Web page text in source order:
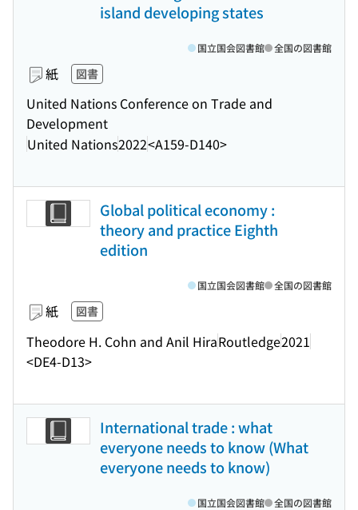
island developing states
紙 図書
United Nations Conference on Trade and
Development
United Nations2022<A159-D140>
国立国会図書館 全国の図書館
Global political economy :
theory and practice Eighth
edition
紙 図書
Theodore H. Cohn and Anil HiraRoutledge2021
<DE4-D13>
国立国会図書館 全国の図書館
International trade : what
everyone needs to know (What
everyone needs to know)
国立国会図書館 全国の図書館